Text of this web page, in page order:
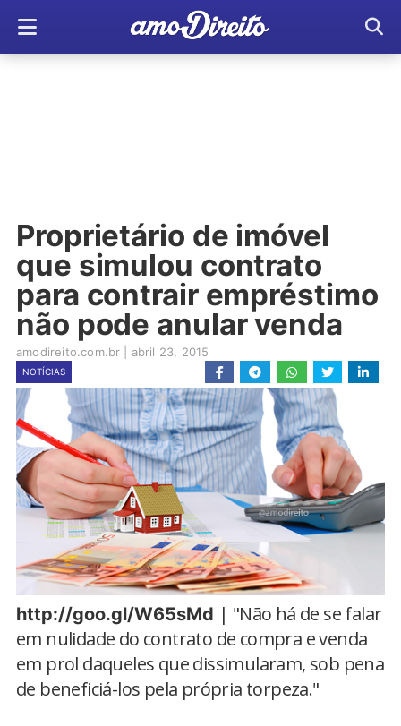
Proprietário de imóvel
que simulou contrato
para contrair empréstimo
não pode anular venda
amodireito.com.br abril 23, 2015
NOTÍCIAS
http://goo.gl/W65sMd | "Não há de se falar
em nulidade do contrato de compra e venda
em prol daqueles que dissimularam, sob pena
de beneficiá-los pela própria torpeza."